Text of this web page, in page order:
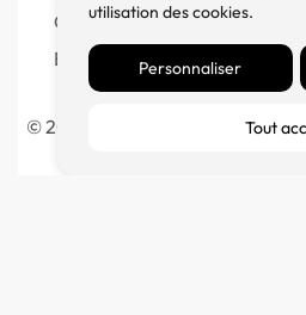
utilisation des cookies.
Personnaliser
Tout
Contact
Blog
© 2023 France Major Diffusion –